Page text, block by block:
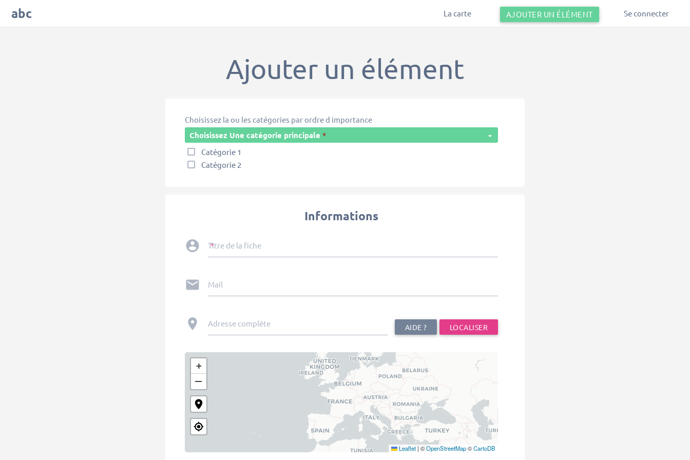
abc La carte AJOUTER UN ÉLÉMENT Se connecter
Ajouter un élément
Choisissez la ou les catégories par ordre d importance
Choisissez Une catégorie principale
Catégorie 1
Catégorie 2
Informations
Titre de la fiche
Mail
Adresse complète LOCALISER
AIDE ?
+
−
Leaflet | ©OpenStreetMap©CartoDB